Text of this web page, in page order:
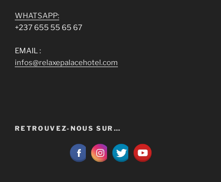
WHATSAPP:
+237 655 55 65 67
EMAIL :
infos@relaxepalacehotel.com
RETROUVEZ-NOUS SUR…